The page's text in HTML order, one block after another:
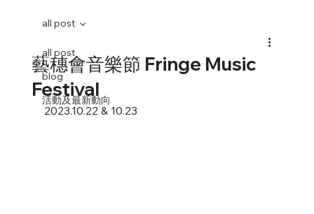
all post
blog
活動及最新動向
all post
藝穗會音樂節 Fringe Music
Festival
2023.10.22 & 10.23